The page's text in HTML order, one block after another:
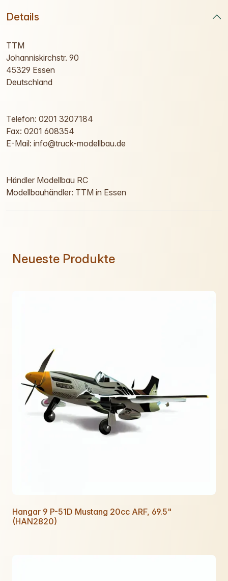
Details
TTM
Johanniskirchstr. 90
45329 Essen
Deutschland
Telefon: 0201 3207184
Fax: 0201 608354
E-Mail: info@truck-modellbau.de
Händler Modellbau RC
Modellbauhändler: TTM in Essen
Neueste Produkte
Hangar 9 P-51D Mustang 20cc ARF, 69.5"
(HAN2820)